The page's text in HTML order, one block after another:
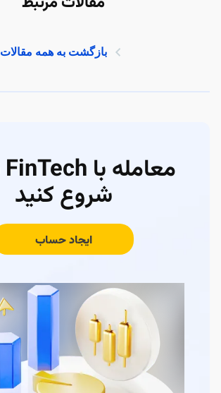
بازگشت به همه مقالات
شروع کنید
ایجاد حساب